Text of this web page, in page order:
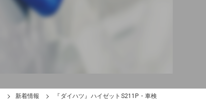
新着情報 『ダイハツ』ハイゼットS211P・車検